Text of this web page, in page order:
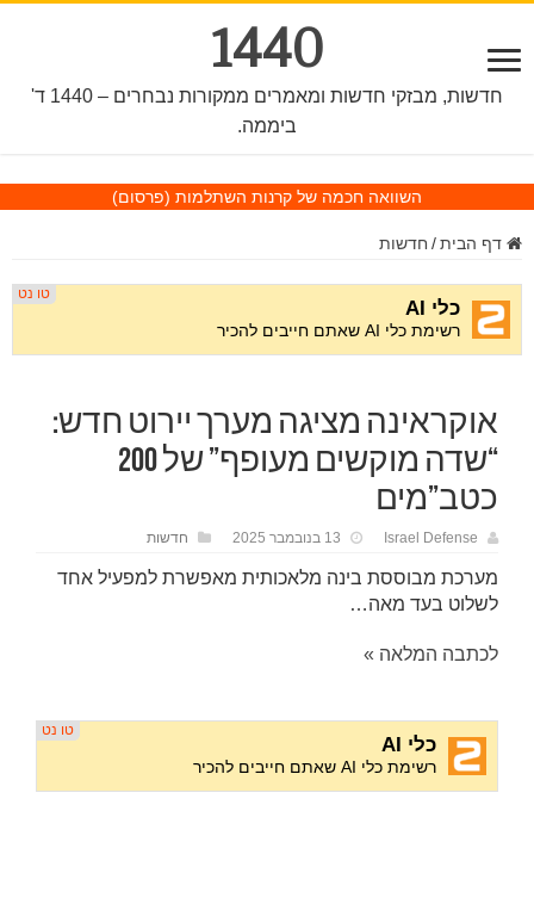
1440
חדשות, מבזקי חדשות ומאמרים ממקורות נבחרים – 1440 ד'
ביממה.
השוואה חכמה של קרנות השתלמות (פרסום)
דף הבית / חדשות
אוקראינה מציגה מערך יירוט חדש:
“שדה מוקשים מעופף” של 200
כטב”מים
Israel Defense 13 בנובמבר 2025 חדשות
מערכת מבוססת בינה מלאכותית מאפשרת למפעיל אחד
לשלוט בעד מאה…
לכתבה המלאה »